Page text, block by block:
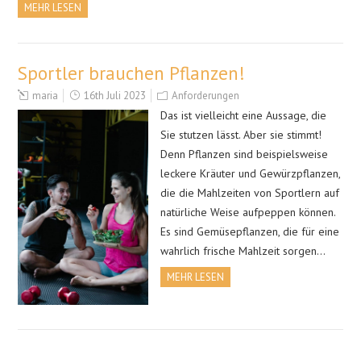
MEHR LESEN
Sportler brauchen Pflanzen!
maria 16th Juli 2023 Anforderungen
Das ist vielleicht eine Aussage, die
Sie stutzen lässt. Aber sie stimmt!
Denn Pflanzen sind beispielsweise
leckere Kräuter und Gewürzpflanzen,
die die Mahlzeiten von Sportlern auf
natürliche Weise aufpeppen können.
Es sind Gemüsepflanzen, die für eine
wahrlich frische Mahlzeit sorgen…
MEHR LESEN